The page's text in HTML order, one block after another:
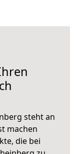
steht an
machen
die bei